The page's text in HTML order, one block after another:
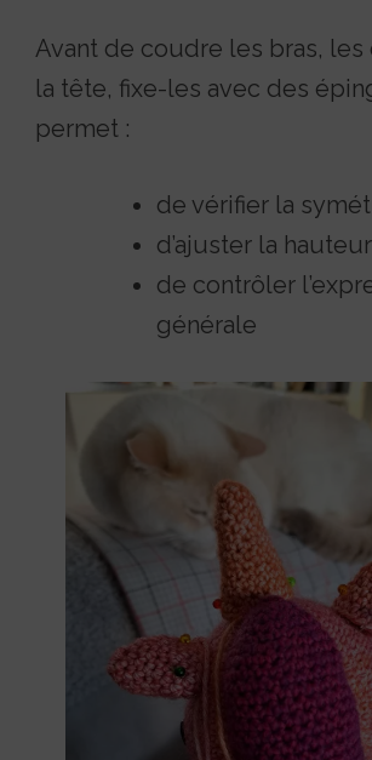
Avant de coudre les bras,
la tête, fixe-les avec des
permet :
de vérifier la
d’ajuster la hauteur
de contrôler
générale